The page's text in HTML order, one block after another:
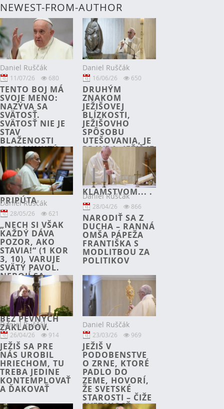
NEWEST-FROM-AUTHOR
Daniel Ruščák
11/07/26 680
TENTO BOJ MÁ
SVOJE MENO:
NAZÝVA SA
SVÄTOSŤ.
SVÄTOSŤ NIE JE
STAV
BLAŽENOSTI
DOSIAHNUTÝ
RAZ A NAVŽDY,
JE TO SKÔR
NEUSTÁLA,
NEÚNAVNÁ
TÚŽBA ZOSTAŤ
PRIPÚTA
Daniel Ruščák
16/06/26 650
DRUHÝM
ZNAKOM
JEŽIŠOVEJ
BLÍZKOSTI,
JEŽIŠOVHO
SPÔSOBU
UTEŠOVANIA, JE
PRAVDA: JEŽIŠ JE
PRAVDIVÝ.
NEHOVORÍ
FORMÁLNE
VECI, KTORÉ SÚ
KLAMSTVOM... .
Daniel Ruščák
28/05/26 621
„NECH SI VŠAK
KAŽDÝ DÁVA
POZOR, AKO
STAVIA!“ (1 KOR
3, 10), VARUJE
SVÄTÝ PAVOL.
NEBOJÍ SA
STAVENISKA;
VARUJE SKÔR
PRED
BUDOVANÍM
BEZ PEVNÝCH
ZÁKLADOV.
Daniel Ruščák
28/04/26 866
NARODIŤ SA Z
DUCHA – RANNÁ
OMŠA PÁPEŽA
FRANTIŠKA S
MODLITBOU ZA
POLITIKOV
Daniel Ruščák
26/04/26 914
JEŽIŠ SA PRE
NÁS UROBIL
HRIECHOM, TU
TREBA JEDINE
KONTEMPLOVAŤ
A ĎAKOVAŤ
Daniel Ruščák
23/03/26 969
JEŽIŠ V
PODOBENSTVE
O ZRNE, KTORÉ
PADLO DO
ZEME, HOVORÍ,
ŽE SVETSKÉ
STAROSTI – ČIŽE
SVETSKOSŤ –